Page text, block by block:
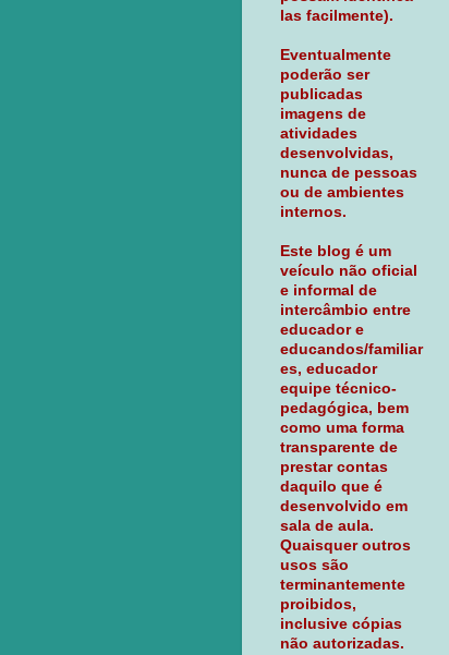
las facilmente).
Eventualmente
poderão ser
publicadas
imagens de
atividades
desenvolvidas,
nunca de pessoas
ou de ambientes
internos.
Este blog é um
veículo não oficial
e informal de
intercâmbio entre
educador e
educandos/familiar
es, educador
equipe técnico-
pedagógica, bem
como uma forma
transparente de
prestar contas
daquilo que é
desenvolvido em
sala de aula.
Quaisquer outros
usos são
terminantemente
proibidos,
inclusive cópias
não autorizadas.